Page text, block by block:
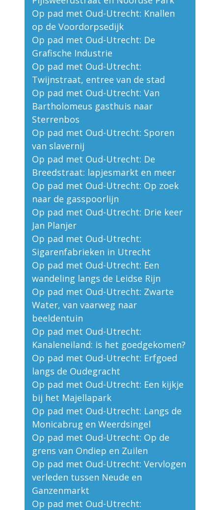
Op pad met Oud-Utrecht: Knallen
op de Voordorpsedijk
Op pad met Oud-Utrecht: De
Grafische Industrie
Op pad met Oud-Utrecht:
Twijnstraat, entree van de stad
Op pad met Oud-Utrecht: Van
Bartholomeus gasthuis naar
Sterrenbos
Op pad met Oud-Utrecht: Sporen
van slavernij
Op pad met Oud-Utrecht: De
Breedstraat: lapjesmarkt en meer
Op pad met Oud-Utrecht: Op zoek
naar de gasspoorlijn
Op pad met Oud-Utrecht: Drie keer
Jan Planjer
Op pad met Oud-Utrecht:
Sigarenfabrieken in Utrecht
Op pad met Oud-Utrecht: Een
wandeling langs de Leidse Rijn
Op pad met Oud-Utrecht: Zwarte
Water, van vaarweg naar
beeldentuin
Op pad met Oud-Utrecht:
Kanaleneiland: is het goedgekomen?
Op pad met Oud-Utrecht: Erfgoed
langs de Oudegracht
Op pad met Oud-Utrecht: Een kijkje
bij het Majellapark
Op pad met Oud-Utrecht: Langs de
Monicabrug en Weerdsingel
Op pad met Oud-Utrecht: Op de
grens van Ondiep en Zuilen
Op pad met Oud-Utrecht: Vervlogen
verleden tussen Neude en
Ganzenmarkt
Op pad met Oud-Utrecht: